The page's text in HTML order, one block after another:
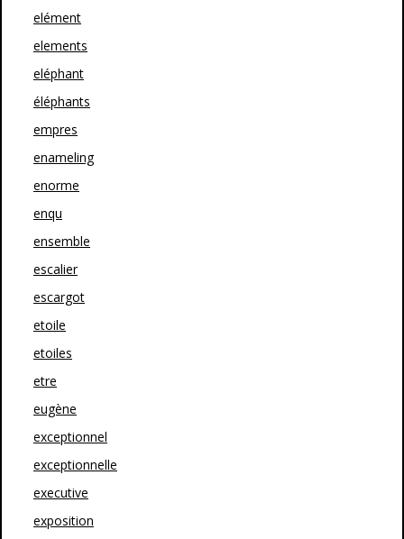
elément
elements
eléphant
éléphants
empres
enameling
enorme
enqu
ensemble
escalier
escargot
etoile
etoiles
etre
eugène
exceptionnel
exceptionnelle
executive
exposition